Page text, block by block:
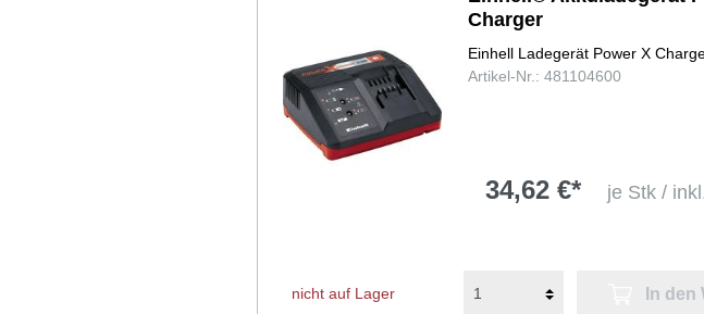
Charger
Einhell Ladegerät Power X
Artikel-Nr.: 481104600
34,62 €* je Stk /
nicht auf Lager In den